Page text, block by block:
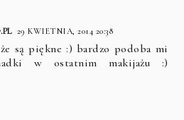
29 KWIETNIA, 2014 20:38
są piękne :) bardzo podoba mi
w ostatnim makijażu :)